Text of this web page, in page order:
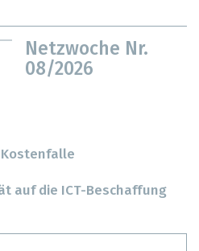
Netzwoche Nr.
08/2026
Kostenfalle
auf die ICT-Beschaffung